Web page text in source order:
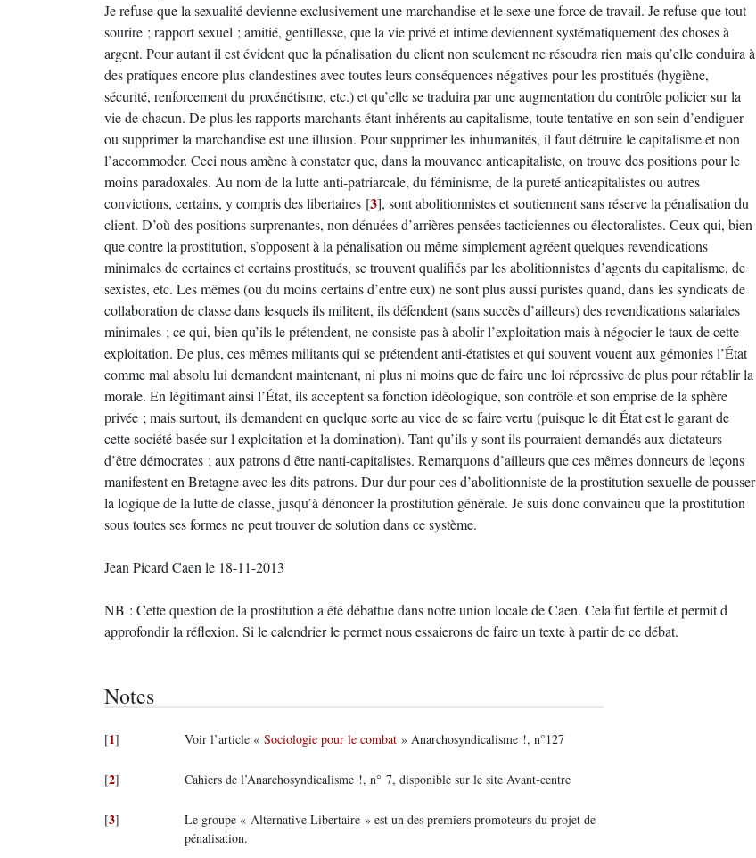
Je refuse que la sexualité devienne exclusivement une marchandise et le sexe une force de travail. Je refuse que tout
sourire ; rapport sexuel ; amitié, gentillesse, que la vie privé et intime deviennent systématiquement des choses à
argent. Pour autant il est évident que la pénalisation du client non seulement ne résoudra rien mais qu’elle conduira à
des pratiques encore plus clandestines avec toutes leurs conséquences négatives pour les prostitués (hygiène,
sécurité, renforcement du proxénétisme, etc.) et qu’elle se traduira par une augmentation du contrôle policier sur la
vie de chacun. De plus les rapports marchants étant inhérents au capitalisme, toute tentative en son sein d’endiguer
ou supprimer la marchandise est une illusion. Pour supprimer les inhumanités, il faut détruire le capitalisme et non
l’accommoder. Ceci nous amène à constater que, dans la mouvance anticapitaliste, on trouve des positions pour le
moins paradoxales. Au nom de la lutte anti-patriarcale, du féminisme, de la pureté anticapitalistes ou autres
convictions, certains, y compris des libertaires [3], sont abolitionnistes et soutiennent sans réserve la pénalisation du
client. D’où des positions surprenantes, non dénuées d’arrières pensées tacticiennes ou électoralistes. Ceux qui, bien
que contre la prostitution, s’opposent à la pénalisation ou même simplement agréent quelques revendications
minimales de certaines et certains prostitués, se trouvent qualifiés par les abolitionnistes d’agents du capitalisme, de
sexistes, etc. Les mêmes (ou du moins certains d’entre eux) ne sont plus aussi puristes quand, dans les syndicats de
collaboration de classe dans lesquels ils militent, ils défendent (sans succès d’ailleurs) des revendications salariales
minimales ; ce qui, bien qu’ils le prétendent, ne consiste pas à abolir l’exploitation mais à négocier le taux de cette
exploitation. De plus, ces mêmes militants qui se prétendent anti-étatistes et qui souvent vouent aux gémonies l’État
comme mal absolu lui demandent maintenant, ni plus ni moins que de faire une loi répressive de plus pour rétablir la
morale. En légitimant ainsi l’État, ils acceptent sa fonction idéologique, son contrôle et son emprise de la sphère
privée ; mais surtout, ils demandent en quelque sorte au vice de se faire vertu (puisque le dit État est le garant de
cette société basée sur l exploitation et la domination). Tant qu’ils y sont ils pourraient demandés aux dictateurs
d’être démocrates ; aux patrons d être nanti-capitalistes. Remarquons d’ailleurs que ces mêmes donneurs de leçons
manifestent en Bretagne avec les dits patrons. Dur dur pour ces d’abolitionniste de la prostitution sexuelle de pousser
la logique de la lutte de classe, jusqu’à dénoncer la prostitution générale. Je suis donc convaincu que la prostitution
sous toutes ses formes ne peut trouver de solution dans ce système.
Jean Picard Caen le 18-11-2013
NB : Cette question de la prostitution a été débattue dans notre union locale de Caen. Cela fut fertile et permit d
approfondir la réflexion. Si le calendrier le permet nous essaierons de faire un texte à partir de ce débat.
Notes
[1] Voir l’article « Sociologie pour le combat » Anarchosyndicalisme !, n°127
[2] Cahiers de l’Anarchosyndicalisme !, n° 7, disponible sur le site Avant-centre
[3]
Le groupe « Alternative Libertaire » est un des premiers promoteurs du projet de
pénalisation.